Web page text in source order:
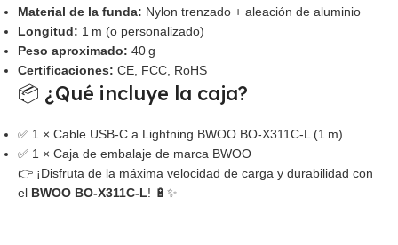
Material de la funda: Nylon trenzado + aleación de aluminio
Longitud: 1 m (o personalizado)
Peso aproximado: 40 g
Certificaciones: CE, FCC, RoHS
📦 ¿Qué incluye la caja?
✅ 1 × Cable USB-C a Lightning BWOO BO‑X311C‑L (1 m)
✅ 1 × Caja de embalaje de marca BWOO
👉 ¡Disfruta de la máxima velocidad de carga y durabilidad con
el BWOO BO‑X311C‑L! 🔋✨